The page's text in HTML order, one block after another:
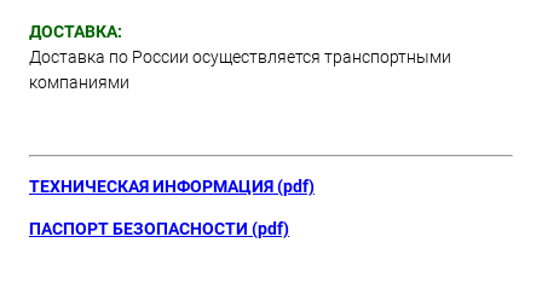
ДОСТАВКА:
Доставка по России осуществляется транспортными
компаниями
ТЕХНИЧЕСКАЯ ИНФОРМАЦИЯ (pdf)
ПАСПОРТ БЕЗОПАСНОСТИ (pdf)